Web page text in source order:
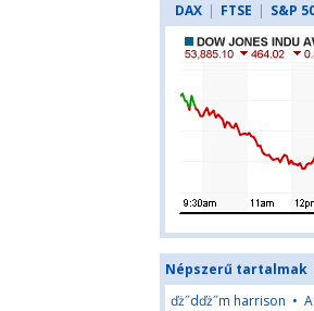
DAX | FTSE | S&P
Népszerű tartalmak
ďż˝dďż˝m harrison •